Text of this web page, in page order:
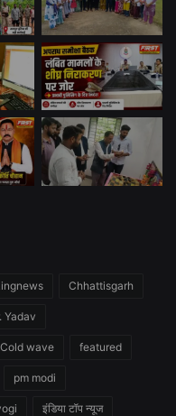
Chhattisgarh
Yadav
Cold wave featured
pm modi
इंडिया टॉप न्यूज